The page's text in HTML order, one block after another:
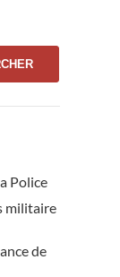
Police
militaire
de